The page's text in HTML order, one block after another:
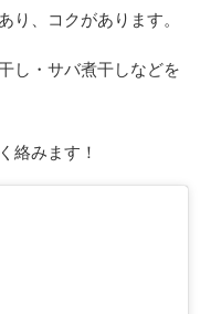
り、コクがあります。
し・サバ煮干しなどを
絡みます！